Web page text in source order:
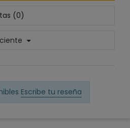
(0)
Escribe tu reseña